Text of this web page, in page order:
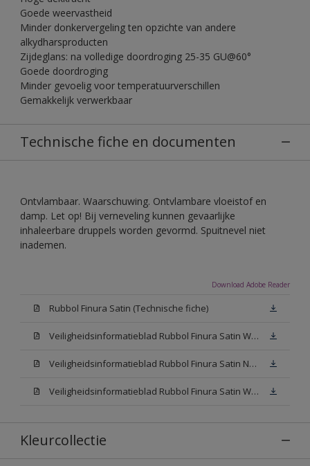
Goede weervastheid
Minder donkervergeling ten opzichte van andere
alkydharsproducten
Zijdeglans: na volledige doordroging 25-35 GU@60°
Goede doordroging
Minder gevoelig voor temperatuurverschillen
Gemakkelijk verwerkbaar
Technische fiche en documenten
Ontvlambaar. Waarschuwing. Ontvlambare vloeistof en
damp. Let op! Bij verneveling kunnen gevaarlijke
inhaleerbare druppels worden gevormd. Spuitnevel niet
inademen.
Download Adobe Reader
Rubbol Finura Satin (Technische fiche)
Veiligheidsinformatieblad Rubbol Finura Satin W05 (SDS)
Veiligheidsinformatieblad Rubbol Finura Satin N00 (SDS)
Veiligheidsinformatieblad Rubbol Finura Satin White (SDS)
Kleurcollectie